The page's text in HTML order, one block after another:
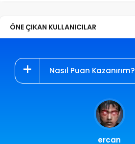
ÖNE ÇIKAN KULLANICILAR
Nasıl Puan Kazanırım?
ercan